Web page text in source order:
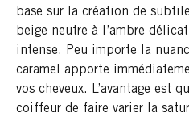
base sur la création de
beige neutre à l’ambre
intense. Peu importe la
caramel apporte
vos cheveux. L’avantage est
coiffeur de faire varier la